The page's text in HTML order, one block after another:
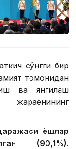
сўнгги бир
томонидан
ва янгилаш
жараёнининг
ёшлар
(90,1%).